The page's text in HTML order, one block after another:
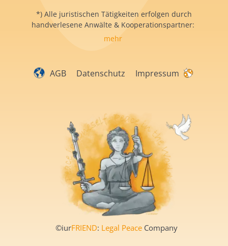
*) Alle juristischen Tätigkeiten erfolgen durch
handverlesene Anwälte & Kooperationspartner:
mehr
AGB Datenschutz Impressum
©iurFRIEND: Legal Peace Company